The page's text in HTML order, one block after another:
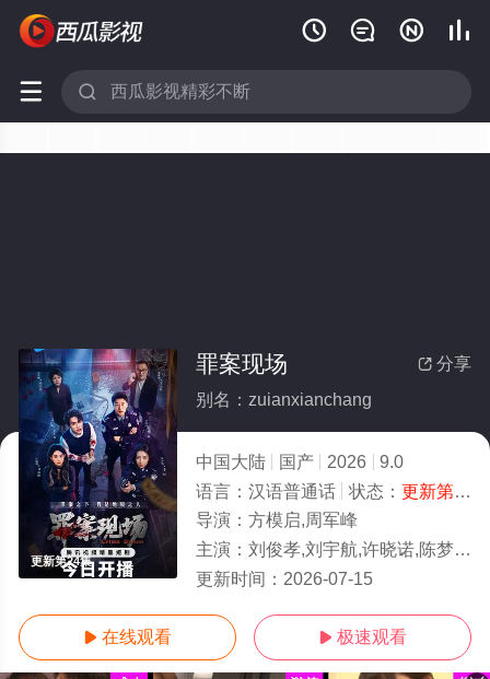
   
 
更新第24集
 分享
罪案现场
别名：zuianxianchang
中国大陆 国产 2026
9.0
语言： 汉语普通话 状态： 更新第24集
导演： 方模启,周军峰
主演： 刘俊孝,刘宇航,许晓诺,陈梦瑶,杨明娜,王建新,刘金,洛嘉,赵美钧,童心,张程诗晴,戚彩,刘鸿飞,费贝贝
更新时间： 2026-07-15
 在线观看  极速观看